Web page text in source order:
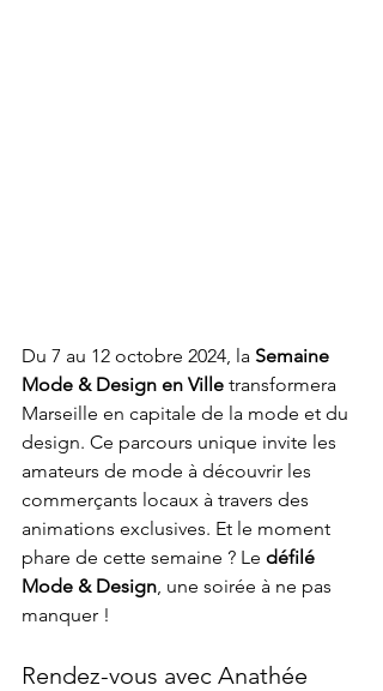
Du 7 au 12 octobre 2024, la Semaine
Mode & Design en Ville transformera
Marseille en capitale de la mode et du
design. Ce parcours unique invite les
amateurs de mode à découvrir les
commerçants locaux à travers des
animations exclusives. Et le moment
phare de cette semaine ? Le défilé
Mode & Design, une soirée à ne pas
manquer !
Rendez-vous avec Anathée